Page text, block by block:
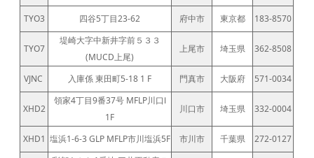
TYO3 四谷5丁目23-62 府中市 東京都 183-8570
TYO7
堤崎大字中新井字前５３３
(MUCD上尾)
上尾市 埼玉県 362-8508
VJNC 入庫係 東田町5-18 1 F 門真市 大阪府 571-0034
XHD2
領家4丁目9番37号 MFLP川口Ⅰ
1F
川口市 埼玉県 332-0004
XHD1 塩浜1-6-3 GLP MFLP市川塩浜5F 市川市 千葉県 272-0127